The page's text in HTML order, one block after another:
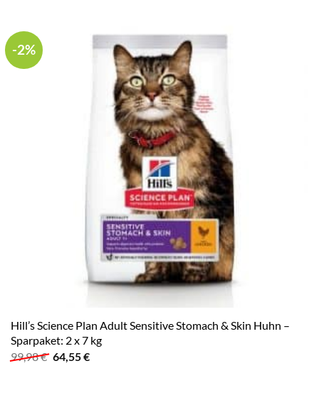
-2%
Hill’s Science Plan Adult Sensitive Stomach & Skin Huhn –
Sparpaket: 2 x 7 kg
99,98€ Ursprünglicher
Preis
64,55€Aktueller